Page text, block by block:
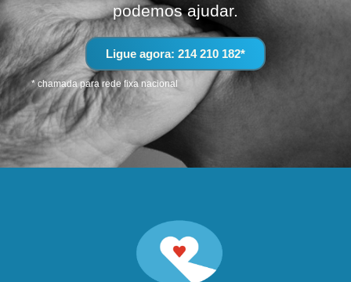
podemos ajudar.
Ligue agora: 214 210 182*
* chamada para rede fixa nacional